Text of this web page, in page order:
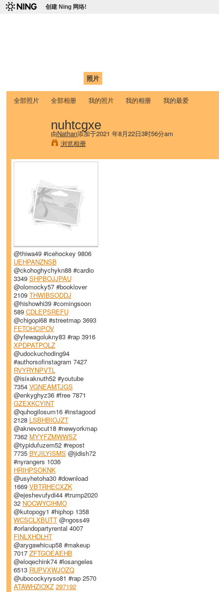
创建 Ning 网络!
照片
全部照片 全部相册 我的照片 我的相册 我的最爱
nuhtcgxe
由Nathan添加于2021 年8月22日3时56分am
浏览相册
@thiwa49 #icehockey 9806
UEHPANZNSB
@ckohoghychykn88 #cardio
3349 SHPBOJJPAU
@olomocky57 #booklover
2109 THWIBSODDJ
@hishowhi39 #comingsoon
589 CDLEPSREFU
@chigopi68 #streetmap 3693
FETOHCIPOV
@yfewagolukny83 #rap 3916
XPDPATPOLZ
@udockuchoding94
#authorsofinstagram 7427
RVYRYNPVTL
@isixaknuth52 #youtube
7354 VGNEAMTJGS
@enkyghyz36 #free 7871
GZEXKCYINT
@quhogilosum16 #instagood
2128 LSBHBIOJZT
@aknevocut18 #newyorkmap
7362 MYYFZMWWSZ
@typidufuzem52 #repost
7735 BYJILYISMS @jidish72
#nyrangers 1036
HRIHPSOKNK
@usyhetoha30 #download
1669 VBTRHECXZK
@ejeshevufydi44 #trump2020
32 NOCWYCIHMO
@kutopogy1 #hiphop 1358
WCSCLXBUTT@ngoss49
#orlandopartyrental 4007
FINLXHDLHT
@arygawhicup58 #makeup
7017 ZFTGOEAEHB
@eloqechink74 #losangeles
6513 RUPVXWJOZQ
@ubocockyryso81 #rap 2570
ATAWHZIOXZ 297192